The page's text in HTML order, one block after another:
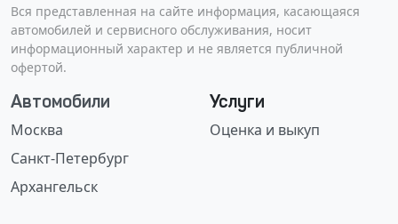
Вся представленная на сайте информация, касающаяся
автомобилей и сервисного обслуживания, носит
информационный характер и не является публичной
офертой.
Автомобили
Москва
Санкт-Петербург
Архангельск
Услуги
Оценка и выкуп